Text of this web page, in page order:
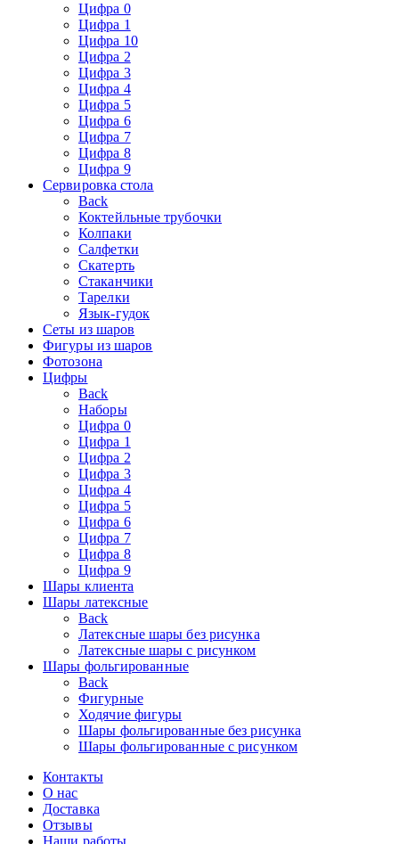
Цифра 0
Цифра 1
Цифра 10
Цифра 2
Цифра 3
Цифра 4
Цифра 5
Цифра 6
Цифра 7
Цифра 8
Цифра 9
Сервировка стола
Back
Коктейльные трубочки
Колпаки
Салфетки
Скатерть
Стаканчики
Тарелки
Язык-гудок
Сеты из шаров
Фигуры из шаров
Фотозона
Цифры
Back
Наборы
Цифра 0
Цифра 1
Цифра 2
Цифра 3
Цифра 4
Цифра 5
Цифра 6
Цифра 7
Цифра 8
Цифра 9
Шары клиента
Шары латексные
Back
Латексные шары без рисунка
Латексные шары с рисунком
Шары фольгированные
Back
Фигурные
Ходячие фигуры
Шары фольгированные без рисунка
Шары фольгированные с рисунком
Контакты
О нас
Доставка
Отзывы
Наши работы